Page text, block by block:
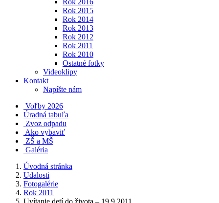
Rok 2016
Rok 2015
Rok 2014
Rok 2013
Rok 2012
Rok 2011
Rok 2010
Ostatné fotky
Videoklipy
Kontakt
Napíšte nám
Voľby 2026
Úradná tabuľa
Zvoz odpadu
Ako vybaviť
ZŠ a MŠ
Galéria
Úvodná stránka
Udalosti
Fotogalérie
Rok 2011
Uvítanie detí do života – 19.9.2011